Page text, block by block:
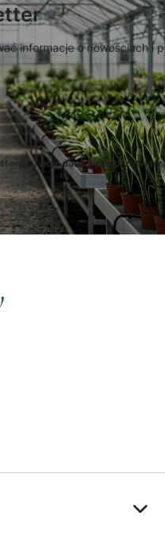
informacje o nowościach i
Twoje dane będą